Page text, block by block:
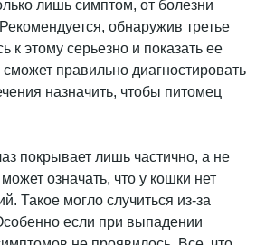
лишь симптом, от болезни
обнаружив третье
к этому серьезно и показать ее
сможет правильно диагностировать
назначить, чтобы питомец
покрывает лишь частично, а не
означать, что у кошки нет
Такое могло случиться из-за
если при выпадении